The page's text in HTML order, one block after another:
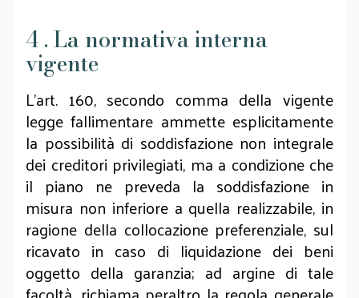
4 . La normativa interna
vigente
L’art. 160, secondo comma della vigente
legge fallimentare ammette esplicitamente
la possibilità di soddisfazione non integrale
dei creditori privilegiati, ma a condizione che
il piano ne preveda la soddisfazione in
misura non inferiore a quella realizzabile, in
ragione della collocazione preferenziale, sul
ricavato in caso di liquidazione dei beni
oggetto della garanzia; ad argine di tale